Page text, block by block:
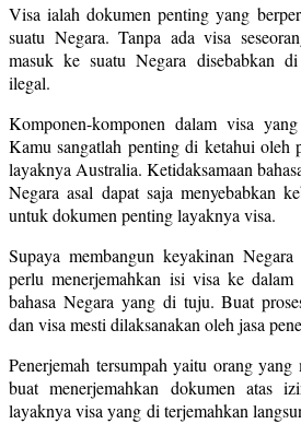
Visa ialah dokumen penting yang
suatu Negara. Tanpa ada visa
masuk ke suatu Negara disebabkan
ilegal.
Komponen-komponen dalam visa
Kamu sangatlah penting di ketahui oleh
layaknya Australia. Ketidaksamaan
Negara asal dapat saja menyebabkan
untuk dokumen penting layaknya visa.
Supaya membangun keyakinan
perlu menerjemahkan isi visa ke dalam
bahasa Negara yang di tuju. Buat
dan visa mesti dilaksanakan oleh jasa
Penerjemah tersumpah yaitu orang
buat menerjemahkan dokumen atas
layaknya visa yang di terjemahkan